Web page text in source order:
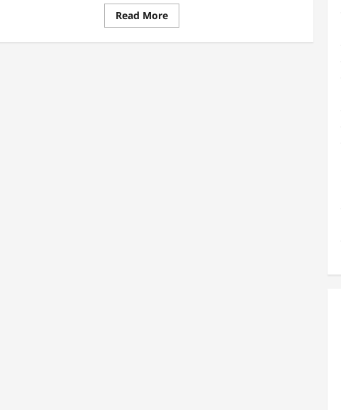
Read MoreRead
more
Jawatan